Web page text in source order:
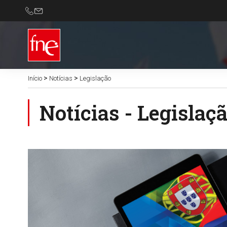
Início > Notícias > Legislação
Notícias -